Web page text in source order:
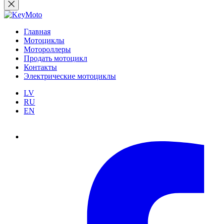
Главная
Мотоциклы
Мотороллеры
Продать мотоцикл
Контакты
Электрические мотоциклы
LV
RU
EN